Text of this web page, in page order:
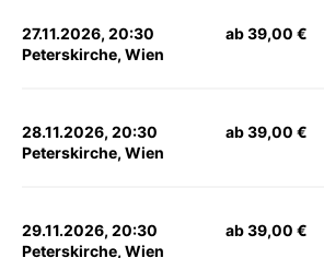
27.11.2026, 20:30
Peterskirche, Wien
ab 39,00 €
28.11.2026, 20:30
Peterskirche, Wien
ab 39,00 €
29.11.2026, 20:30
Peterskirche, Wien
ab 39,00 €